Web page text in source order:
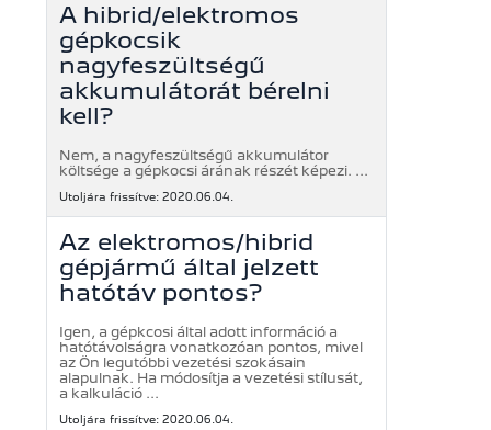
A hibrid/elektromos
gépkocsik
nagyfeszültségű
akkumulátorát bérelni
kell?
Nem, a nagyfeszültségű akkumulátor
költsége a gépkocsi árának részét képezi. ...
Utoljára frissítve: 2020.06.04.
Az elektromos/hibrid
gépjármű által jelzett
hatótáv pontos?
Igen, a gépkcosi által adott információ a
hatótávolságra vonatkozóan pontos, mivel
az Ön legutóbbi vezetési szokásain
alapulnak. Ha módosítja a vezetési stílusát,
a kalkuláció ...
Utoljára frissítve: 2020.06.04.